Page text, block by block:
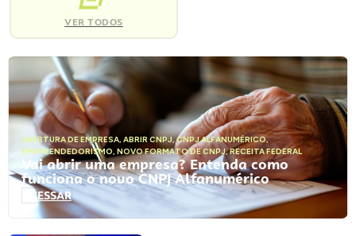
VER TODOS
ABERTURA DE EMPRESA, ABRIR CNPJ,CNPJ ALFANUMÉRICO,
EMPREENDEDORISMO, NOVO FORMATO DE CNPJ,RECEITA FEDERAL
Vai abrir uma empresa? Entenda como
funciona o novo CNPJ Alfanumérico
ACESSAR